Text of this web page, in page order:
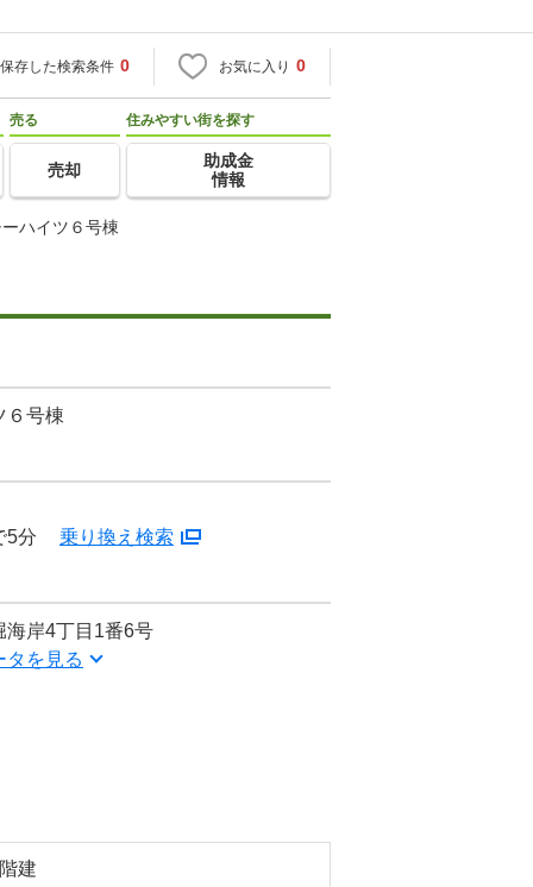
保存した検索条件 0 お気に入り 0
売る
売却
住みやすい街を探す
助成金
情報
ハイツ６号棟
６号棟
5分 乗り換え検索
海岸4丁目1番6号
タを見る
建